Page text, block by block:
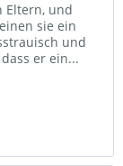
Eltern, und
sie ein
und
er ein...